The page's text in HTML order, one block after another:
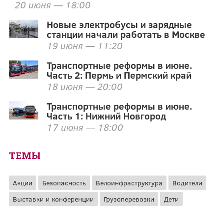
20 июня — 18:00
Новые электробусы и зарядные
станции начали работать в Москве
19 июня — 11:20
Транспортные реформы в июне.
Часть 2: Пермь и Пермский край
18 июня — 20:00
Транспортные реформы в июне.
Часть 1: Нижний Новгород
17 июня — 18:00
ТЕМЫ
Акции Безопасность Велоинфраструктура
Водители
Выставки и конференции
Грузоперевозки
Дети